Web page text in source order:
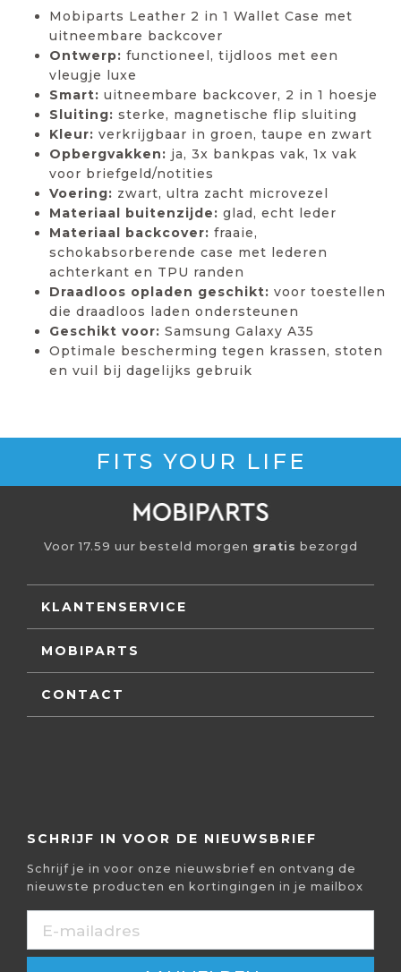
Mobiparts Leather 2 in 1 Wallet Case met
uitneembare backcover
Ontwerp: functioneel, tijdloos met een
vleugje luxe
Smart: uitneembare backcover, 2 in 1 hoesje
Sluiting: sterke, magnetische flip sluiting
Kleur: verkrijgbaar in groen, taupe en zwart
Opbergvakken: ja, 3x bankpas vak, 1x vak
voor briefgeld/notities
Voering: zwart, ultra zacht microvezel
Materiaal buitenzijde: glad, echt leder
Materiaal backcover: fraaie,
schokabsorberende case met lederen
achterkant en TPU randen
Draadloos opladen geschikt: voor toestellen
die draadloos laden ondersteunen
Geschikt voor: Samsung Galaxy A35
Optimale bescherming tegen krassen, stoten
en vuil bij dagelijks gebruik
FITS YOUR LIFE
Voor 17.59 uur besteld morgen gratis bezorgd
KLANTENSERVICE
MOBIPARTS
CONTACT
SCHRIJF IN VOOR DE NIEUWSBRIEF
Schrijf je in voor onze nieuwsbrief en ontvang de
nieuwste producten en kortingingen in je mailbox